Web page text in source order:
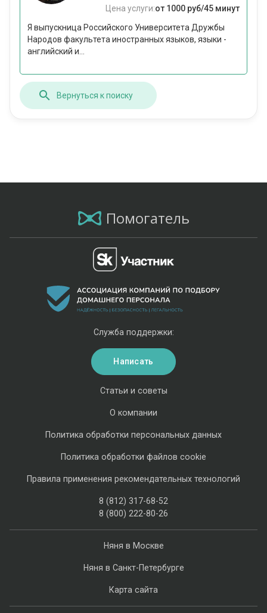
Цена услуги:от 1000 руб/45 минут
Я выпускница Российского Университета Дружбы
Народов факультета иностранных языков, языки -
английский и...
Вернуться к поиску
Помогатель
Няня в Москве
Няня в Санкт-Петербурге
Карта сайта
Статьи и советы
О компании
Политика обработки персональных данных
Политика обработки файлов cookie
Правила применения рекомендательных технологий
8 (812) 317-68-52
8 (800) 222-80-26
Служба поддержки:
Написать